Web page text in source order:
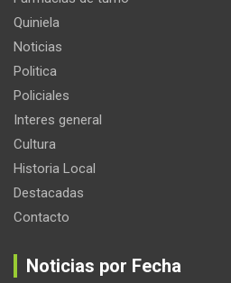
Quiniela
Noticias
Politica
Policiales
Interes general
Cultura
Historia Local
Destacadas
Contacto
Noticias por Fecha